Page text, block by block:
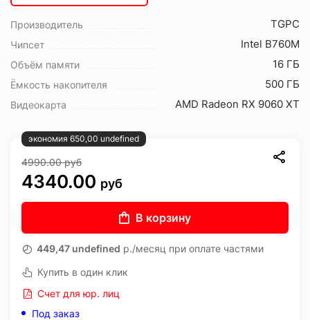
Производитель TGPC
Чипсет Intel B760M
Объём памяти 16 ГБ
Ёмкость накопителя 500 ГБ
Видеокарта AMD Radeon RX 9060 XT
экономия 650,00 undefined
4990.00руб
4340.00 руб
В корзину
449,47 undefined р./месяц при оплате частями
Купить в один клик
Счет для юр. лиц
Под заказ